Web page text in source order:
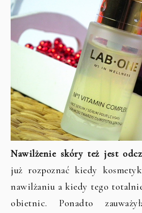
Nawilżenie skóry też jest
już rozpoznać kiedy
nawilżaniu a kiedy tego
obietnic. Ponadto